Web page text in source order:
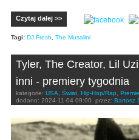
Czytaj dalej >>
Tagi: DJ.Fresh The Musalini
Tyler, The Creator, Lil
inni - premiery tygodnia
kategorie: USA Świat Hip-Hop/Rap
dodano: 2024-11-04 09:00 przez: Bartosz